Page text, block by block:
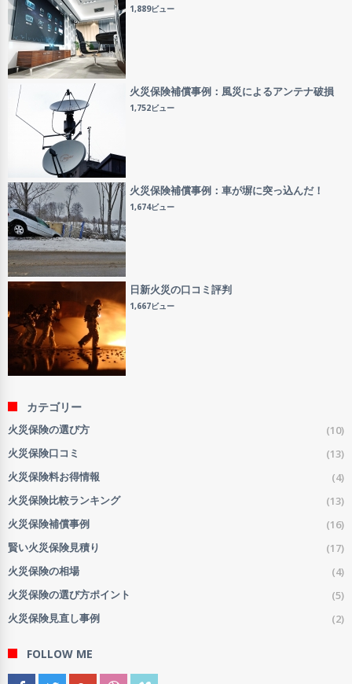
1,889ビュー
火災保険補償事例：風災によるアンテナ破損
1,752ビュー
火災保険補償事例：車が塀に突っ込んだ！
1,674ビュー
日新火災の口コミ評判
1,667ビュー
カテゴリー
火災保険の選び方 (10)
火災保険口コミ (13)
火災保険料お得情報 (4)
火災保険比較ランキング (13)
火災保険補償事例 (16)
賢い火災保険見積り (17)
火災保険の相場 (4)
火災保険の選び方ポイント (5)
火災保険見直し事例 (2)
FOLLOW ME